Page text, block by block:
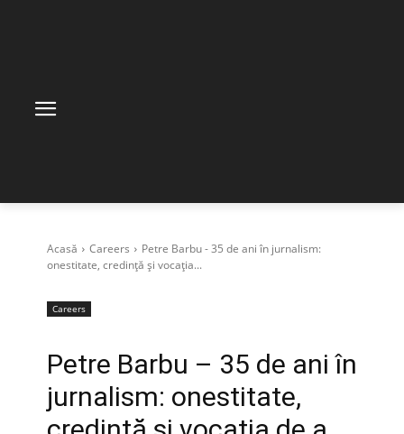
Acasă Careers
Petre Barbu - 35 de ani în jurnalism:
onestitate, credință și vocația...
Careers
Petre Barbu – 35 de ani în
jurnalism: onestitate,